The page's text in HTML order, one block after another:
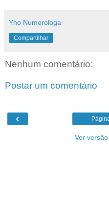
Yho Numerologa
Compartilhar
Nenhum comentário:
Postar um comentário
‹
Ver